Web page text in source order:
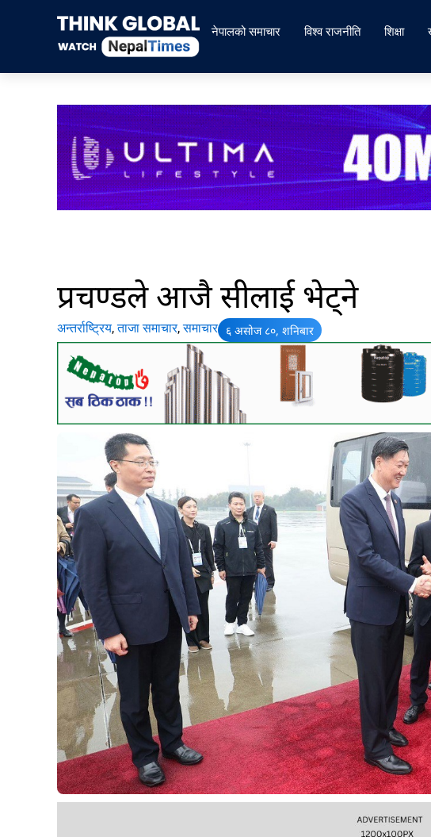
नेपालको समाचार विश्व राजनीति शिक्षा
प्रचण्डले आजै सीलाई भेट्ने
अन्तर्राष्ट्रिय,ताजा समाचार,समाचार ६ असोज ८०, शनिबार